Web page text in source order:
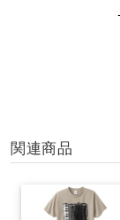
関連商品